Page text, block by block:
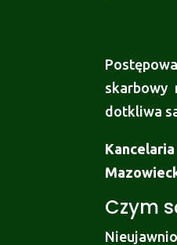
skarbowy
dotkliwa
Czym